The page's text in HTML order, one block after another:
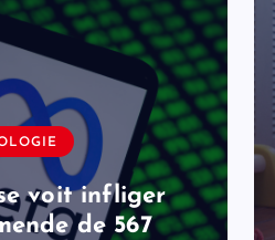
voit infliger
de 567